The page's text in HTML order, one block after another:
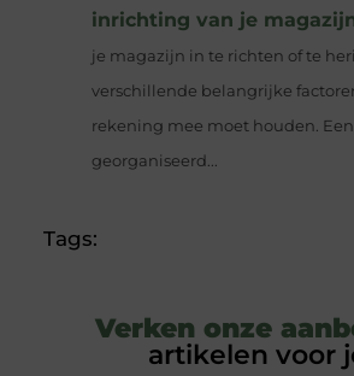
inrichting van je
je magazijn in te richten of te
verschillende belangrijke
rekening mee moet houden.
georganiseerd...
Tags:
Verken onze
artikelen voor